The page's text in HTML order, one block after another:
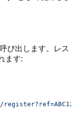
び出します。レス
ます: